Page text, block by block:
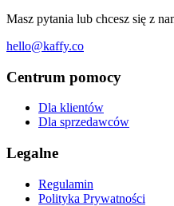
Masz pytania lub chcesz się z
hello@kaffy.co
Centrum pomocy
Dla klientów
Dla sprzedawców
Legalne
Regulamin
Polityka Prywatności